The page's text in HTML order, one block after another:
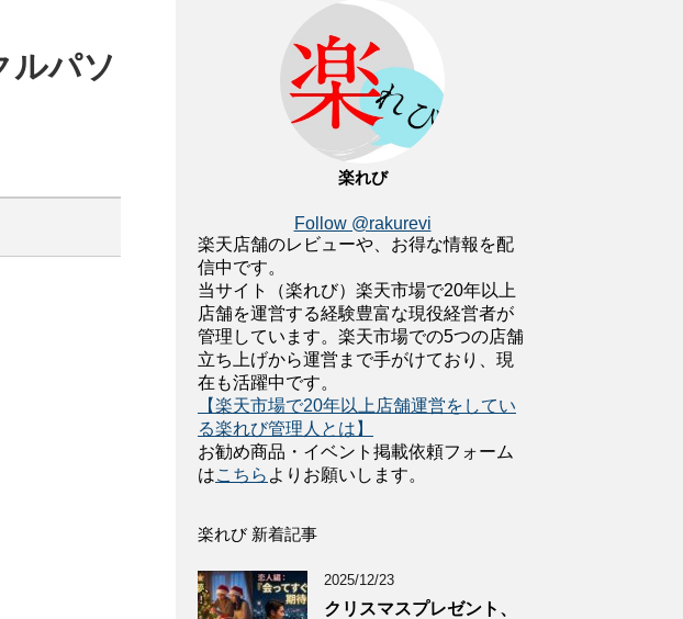
パソ
楽れび
Follow @rakurevi
楽天店舗のレビューや、お得な情報を配
信中です。
当サイト（楽れび）楽天市場で20年以上
店舗を運営する経験豊富な現役経営者が
管理しています。楽天市場での5つの店舗
立ち上げから運営まで手がけており、現
在も活躍中です。
【楽天市場で20年以上店舗運営をしてい
る楽れび管理人とは】
お勧め商品・イベント掲載依頼フォーム
はこちら よりお願いします。
楽れび 新着記事
2025/12/23
クリスマスプレゼント、